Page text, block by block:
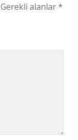
Gerekli alanlar*